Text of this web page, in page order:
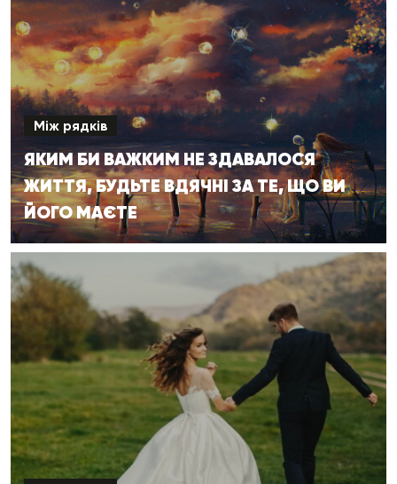
Між рядків
ЯКИМ БИ ВАЖКИМ НЕ ЗДАВАЛОСЯ
ЖИТТЯ, БУДЬТЕ ВДЯЧНІ ЗА ТЕ, ЩО ВИ
ЙОГО МАЄТЕ